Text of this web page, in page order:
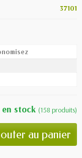
37101
en stock (158 produits)
au panier